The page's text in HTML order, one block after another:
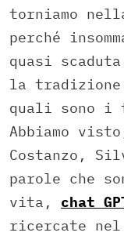
torniamo
perché
quasi
la tradizione
quali sono i
Abbiamo
Costanzo,
parole che
vita, chat
ricercate nel